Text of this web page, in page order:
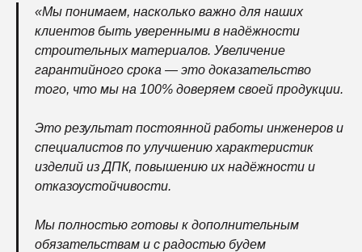
«Мы понимаем, насколько важно для наших
клиентов быть уверенными в надёжности
строительных материалов. Увеличение
гарантийного срока — это доказательство
того, что мы на 100% доверяем своей продукции.
Это результат постоянной работы инженеров и
специалистов по улучшению характеристик
изделий из ДПК, повышению их надёжности и
отказоустойчивости.
Мы полностью готовы к дополнительным
обязательствам и с радостью будем